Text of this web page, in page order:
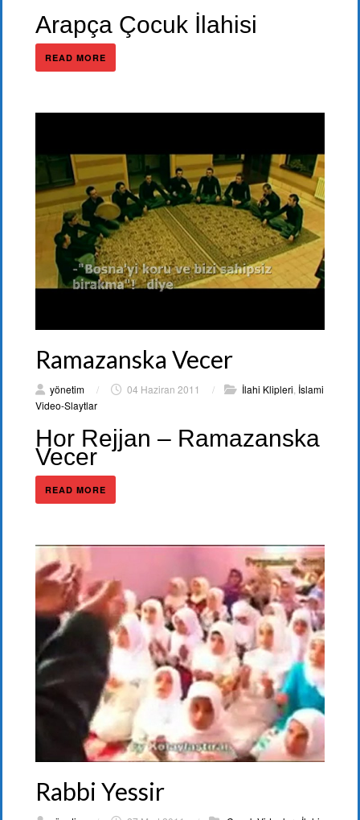
Arapça Çocuk İlahisi
READ MORE
Ramazanska Vecer
yönetim / 04 Haziran 2011 / İlahi Klipleri İslami
Video-Slaytlar
Hor Rejjan – Ramazanska
Vecer
READ MORE
Rabbi Yessir